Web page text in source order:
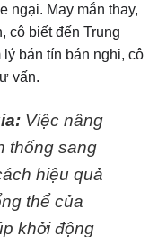
ngại. May mắn thay,
cô biết đến Trung
bán tín bán nghi, cô
vấn.
Việc nâng
thống sang
hiệu quả
thể của
khởi động